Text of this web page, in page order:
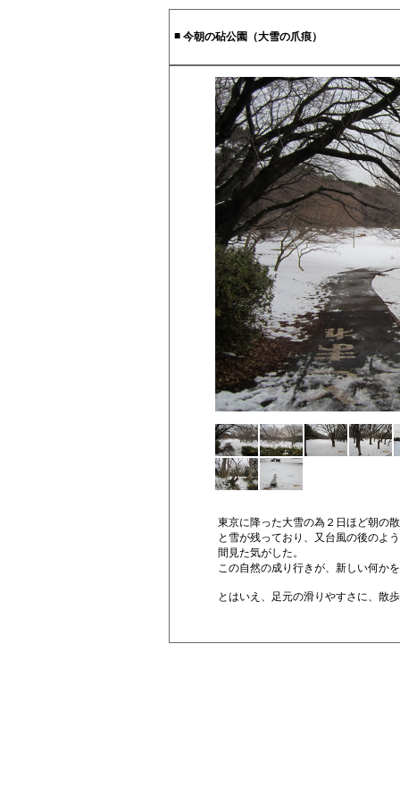
■ 今朝の砧公園（大雪の爪痕）
東京に降った大雪の為２日ほど朝の
と雪が残っており、又台風の後のよ
間見た気がした。
この自然の成り行きが、新しい何か
とはいえ、足元の滑りやすさに、散